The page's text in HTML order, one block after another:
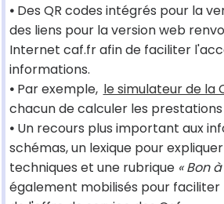
• Des QR codes intégrés pour la
des liens pour la version web
Internet caf.fr afin de faciliter
informations.
• Par exemple, le simulateur de la
chacun de calculer les prestations
• Un recours plus important aux
schémas, un lexique pour
techniques et une rubrique « Bon
également mobilisés pour